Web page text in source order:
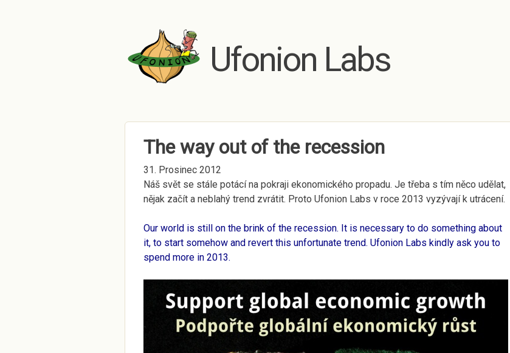
Ufonion Labs
The way out of the recession
31. Prosinec 2012
Náš svět se stále potácí na pokraji ekonomického propadu. Je třeba s tím něco udělat,
nějak začít a neblahý trend zvrátit. Proto Ufonion Labs v roce 2013 vyzývají k utrácení.
Our world is still on the brink of the recession. It is necessary to do something about
it, to start somehow and revert this unfortunate trend. Ufonion Labs kindly ask you to
spend more in 2013.